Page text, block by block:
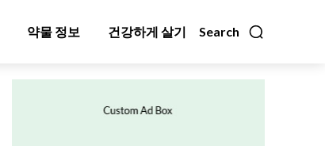
Search
약물 정보 건강하게 살기